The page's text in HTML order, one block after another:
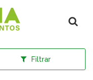
Filtrar